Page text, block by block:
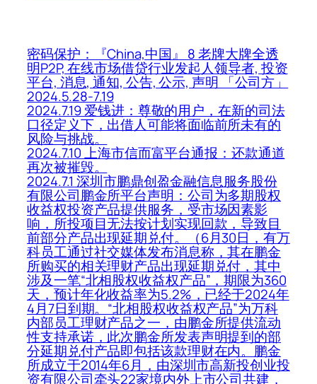
密码保护：『China,中国』 8 老牌大牌全透
明P2P, 在线市场借贷行业发起人领导者, 投资
平台, 消息, 通知, 公告, 公示, 声明 「公司方」
2024.5.28-7.19
2024.7.19 爱钱进：尊敬的用户，在新的司法
口径定义下，出借人可能将面临前所未有的
风险与挑战。
2024.7.10 上海市信而富平台通报：还款通道
再次被摧毁。
2024.7.1 深圳市鹏鼎创盈金融信息服务股份
有限公司鹏金所平台声明：公司为多期股权
收益权投资产品提供服务，受市场因素影
响，所投项目无法按计划实现回款，导致目
前部分产品出现延期兑付。（6月30日，有万
科员工通过社交媒体发布消息称，其在鹏金
所购买的相关理财产品出现延期兑付，其中
涉及一笔“北相股权收益权产品”，期限为360
天，预计年化收益率为5.2%，已经于2024年
4月7日到期。“北相股权收益权产品”为万科
内部员工理财产品之一，由鹏金所提供流动
性支持承诺，此次鹏金所发表声明提到的部
分延期兑付产品即包括该款理财在内。鹏金
所成立于2014年6月，由深圳市高新投创业投
资有限公司牵头22家境内外上市公司共建，